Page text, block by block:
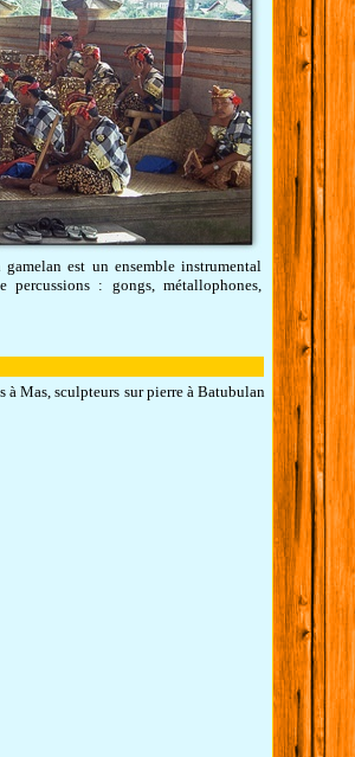
gamelan est un ensemble instrumental
percussions : gongs, métallophones,
à Mas, sculpteurs sur pierre à Batubulan